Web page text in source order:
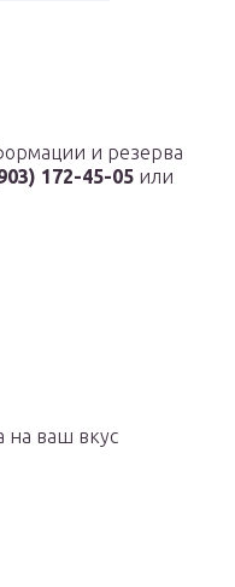
и резерва
172-45-05 или
на ваш вкус